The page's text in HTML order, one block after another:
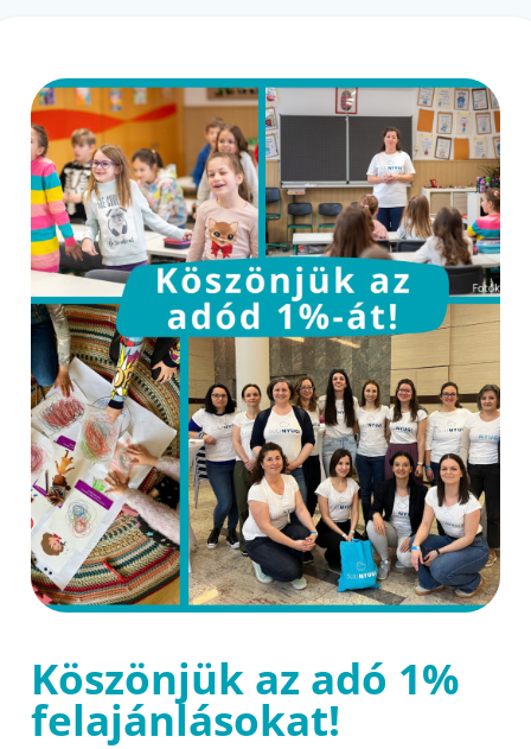
Köszönjük az adó 1%
felajánlásokat!